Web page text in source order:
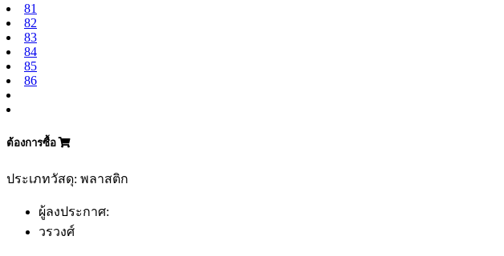
81
82
83
84
85
86
ต้องการซื้อ
ประเภทวัสดุ: พลาสติก
ผู้ลงประกาศ:
วรวงศ์